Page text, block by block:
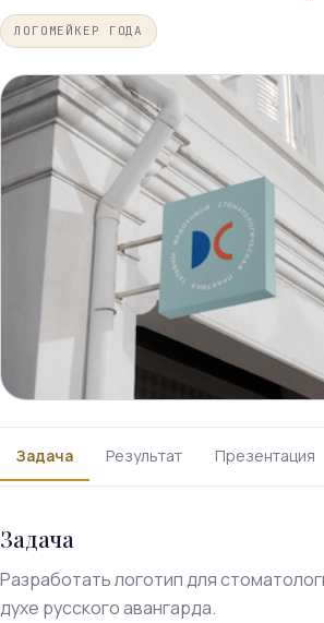
ЛОГОМЕЙКЕР ГОДА
Задача Результат Презентация
Задача
Разработать логотип для
духе русского авангарда.